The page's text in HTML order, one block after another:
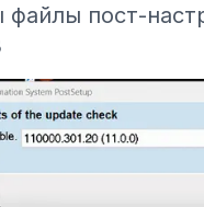
пост-